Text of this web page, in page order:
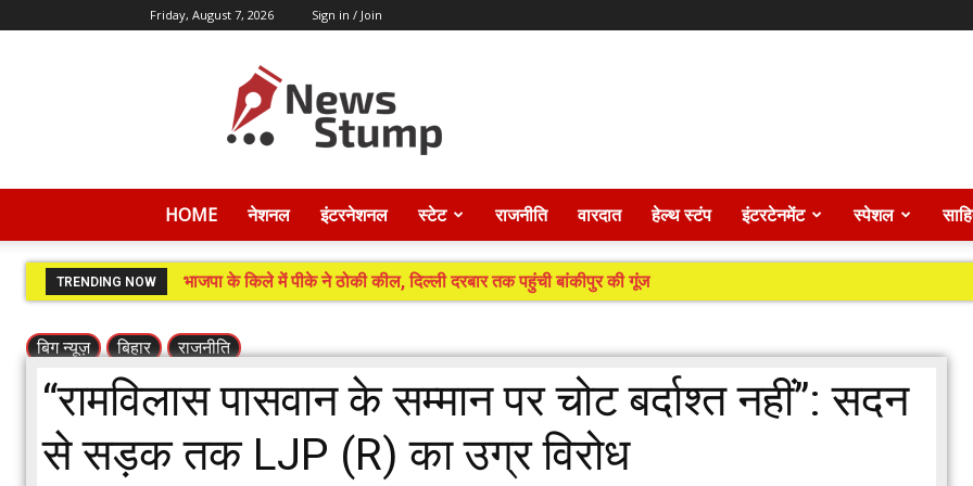
Friday, August 7, 2026 Sign in / Join
Stump
HOME नेशनल इंटरनेशनल स्टेट राजनीति वारदात हेल्थ स्टंप इंटरटेनमेंट स्पेशल
TRENDING NOW भाजपा के किले में पीके ने ठोकी कील, दिल्ली दरबार तक पहुंची बांकीपुर की गूंज
बिग न्यूज़ बिहार राजनीति
“रामविलास पासवान के सम्मान पर चोट बर्दाश्त नहीं”: सदन
से सड़क तक LJP (R) का उग्र विरोध